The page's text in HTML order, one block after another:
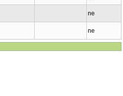
ne
ne